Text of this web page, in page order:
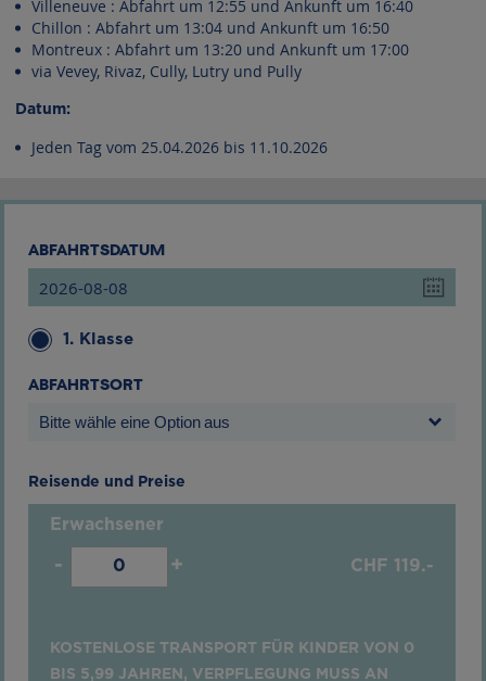
Villeneuve : Abfahrt um 12:55 und Ankunft um 16:40
Chillon : Abfahrt um 13:04 und Ankunft um 16:50
Montreux : Abfahrt um 13:20 und Ankunft um 17:00
via Vevey, Rivaz, Cully, Lutry und Pully
Datum:
Jeden Tag vom 25.04.2026 bis 11.10.2026
ABFAHRTSDATUM
1. Klasse
ABFAHRTSORT
Bitte wähle eine Option aus
Reisende und Preise
Erwachsener
- + CHF 119.-
KOSTENLOSE TRANSPORT FÜR KINDER VON 0
BIS 5,99 JAHREN, VERPFLEGUNG MUSS AN